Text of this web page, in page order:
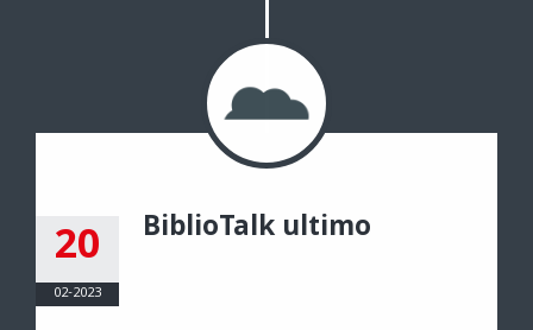
20
02-2023
BiblioTalk ultimo